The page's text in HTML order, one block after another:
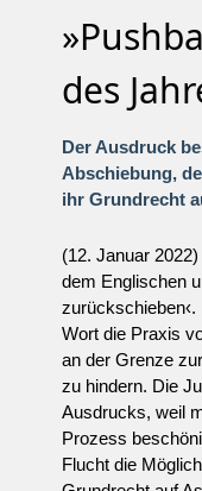
des
Der Ausdruck
Abschiebung,
ihr Grundrecht
(12. Januar
dem Englischen
Wort die Praxis
an der Grenze
zu hindern. Die
Ausdrucks, weil
Prozess
Flucht die